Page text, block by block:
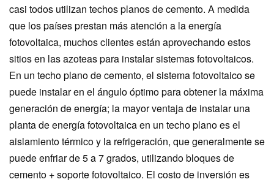
casi todos utilizan techos planos de cemento. A medida
que los países prestan más atención a la energía
fotovoltaica, muchos clientes están aprovechando estos
sitios en las azoteas para instalar sistemas fotovoltaicos.
En un techo plano de cemento, el sistema fotovoltaico se
puede instalar en el ángulo óptimo para obtener la máxima
generación de energía; la mayor ventaja de instalar una
planta de energía fotovoltaica en un techo plano es el
aislamiento térmico y la refrigeración, que generalmente se
puede enfriar de 5 a 7 grados, utilizando bloques de
cemento + soporte fotovoltaico. El costo de inversión es